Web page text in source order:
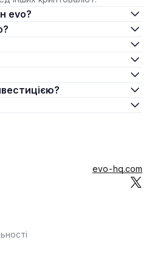
evo?
evo-hq.com